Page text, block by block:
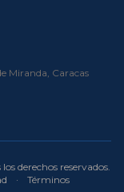
Miranda, Caracas
derechos reservados.
· Términos